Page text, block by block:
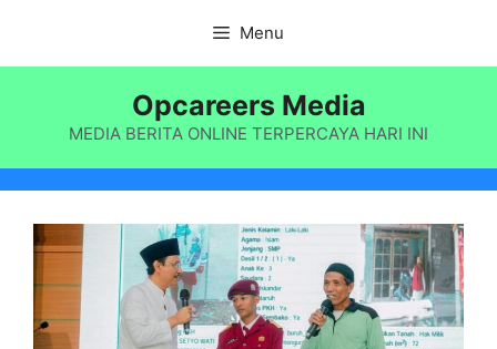
isi
Menu
Opcareers Media
MEDIA BERITA ONLINE TERPERCAYA HARI INI